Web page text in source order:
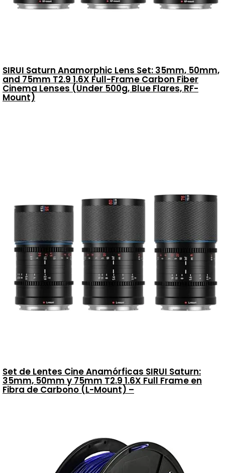
SIRUI Saturn Anamorphic Lens Set: 35mm, 50mm,
and 75mm T2.9 1.6X Full-Frame Carbon Fiber
Cinema Lenses (Under 500g, Blue Flares, RF-
Mount)
Set de Lentes Cine Anamórficas SIRUI Saturn:
35mm, 50mm y 75mm T2.9 1.6X Full Frame en
Fibra de Carbono (L-Mount) –